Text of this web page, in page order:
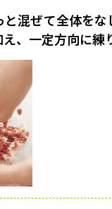
混ぜて全体をな
、一定方向に練